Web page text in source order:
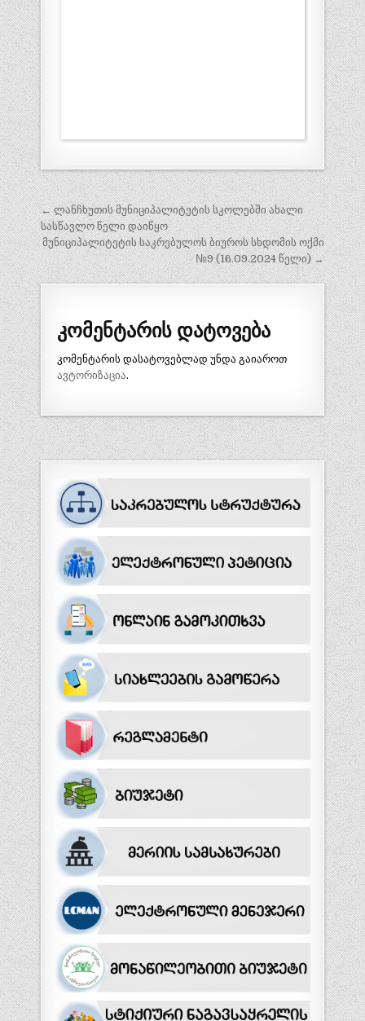
პოსტის
ნავიგაცია
← ლანჩხუთის მუნიციპალიტეტის სკოლებში ახალი
სასწავლო წელი დაიწყო
მუნიციპალიტეტის საკრებულოს ბიუროს სხდომის ოქმი
№9 (16.09.2024 წელი) →
კომენტარის დატოვება
კომენტარის დასატოვებლად უნდა გაიაროთ
ავტორიზაცია.